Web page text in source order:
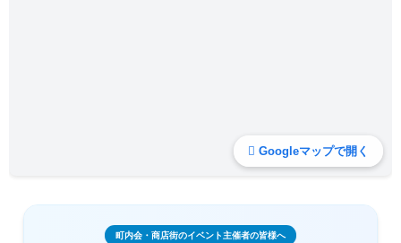
Googleマップで開く
町内会・商店街のイベント主催者の皆様へ